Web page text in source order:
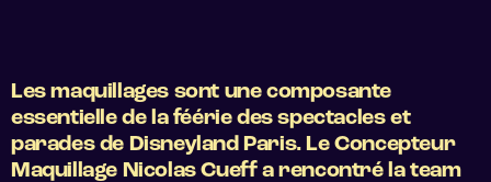
Les maquillages sont une composante
essentielle de la féérie des spectacles et
parades de Disneyland Paris. Le Concepteur
Maquillage Nicolas Cueff a rencontré la team